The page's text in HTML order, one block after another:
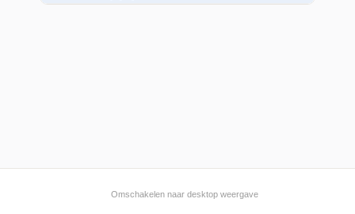
Omschakelen naar desktop weergave